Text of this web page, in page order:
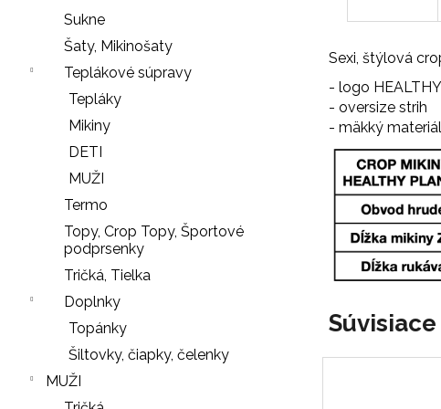
Sukne
Šaty, Mikinošaty
Teplákové súpravy
Tepláky
Mikiny
DETI
MUŽI
Termo
Topy, Crop Topy, Športové
podprsenky
Tričká, Tielka
Doplnky
Topánky
Šiltovky, čiapky, čelenky
MUŽI
Sexi, štýlová
- logo
- oversize strih
- mäkký
SŤAHOVACIE
BLACK
€
LEGÍNY
PUSH-
UP